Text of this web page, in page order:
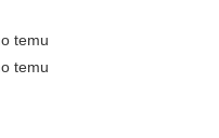
temu
temu